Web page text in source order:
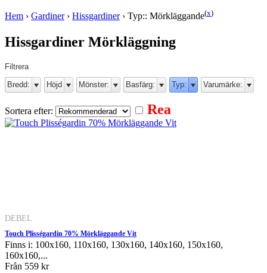
Hem › Gardiner› Hissgardiner› Typ:: Mörkläggande(x)
Hissgardiner Mörkläggning
Filtrera
Bredd:
Höjd Mönster: Basfärg: Typ: Varumärke:
Sortera efter: Rea
DEBEL
Touch Plisségardin 70% Mörkläggande Vit
Finns i: 100x160, 110x160, 130x160, 140x160, 150x160,
160x160,...
Från 559 kr